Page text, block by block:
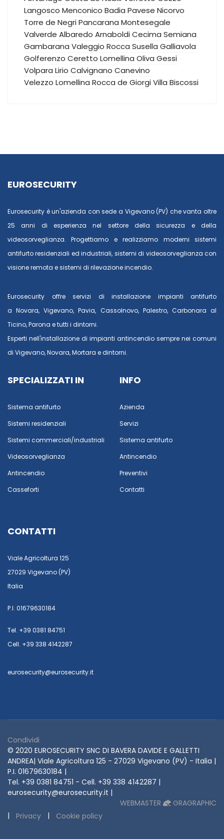
Langosco Menconico Badia Pavese Nicorvo
Torre de NegriPancarana Montesegale
Valverde Albaredo ArnaboldiCecima Semiana
Gambarana Valeggio Rocca Susella Galliavola
Golferenzo Ceretto Lomellina Oliva Gessi
Volpara Lirio Calvignano Canevino
Velezzo Lomellina Rocca de GiorgiVilla Biscossi
EUROSECURITY
Eurosecurity è un'azienda con sede a Vigevano (PV) che vanta oltre
25 anni di esperienza nel settore della sicurezza e della
videosorveglianza. Progettiamo e realizziamo moderni sistemi
antifurto residenziali ed industriali, sistemi di videosorveglianza con
visione remota e sistemi di rilevazione incendio.
Eurosecurity offre servizi di installazione impianti antifurto
aNovara,Vigevano,Pavia, Cassolnovo, Palestro, Carbonara al
Ticino,Parona e tutti i dintorni.
Esperti nell'installazione di impianti antincendio sempre nei comuni
di Vigevano,Novara,Mortara e dintorni.
SPECIALIZZATI IN
Sistema antifurto
Sistemi residenziali
Sistemi commerciali/industriali
Videosorveglianza
Antincendio
Casseforti
INFO
Azienda
Servizi
Sistema antifurto
Antincendio
Preventivi
Contatti
CONTATTI
Viale Agricoltura 125
27029 Vigevano (PV)
Italia
P.I. 01679630184
Tel. +39 0381 84751
Cell. +39 338 4142287
eurosecurity@eurosecurity.it
Condividi
© 2020 EUROSECURITY SNC DI BAVERA DAVIDE E GALLETTI
ANDREA| Viale Agricoltura 125 - 27029 Vigevano (PV) - Italia |
P.I. 01679630184 |
Tel. +39 0381 84751 - Cell. +39 338 4142287 |
eurosecurity@eurosecurity.it |
WEBMASTER
GRAGRAPHIC
|
Privacy | Cookie policy